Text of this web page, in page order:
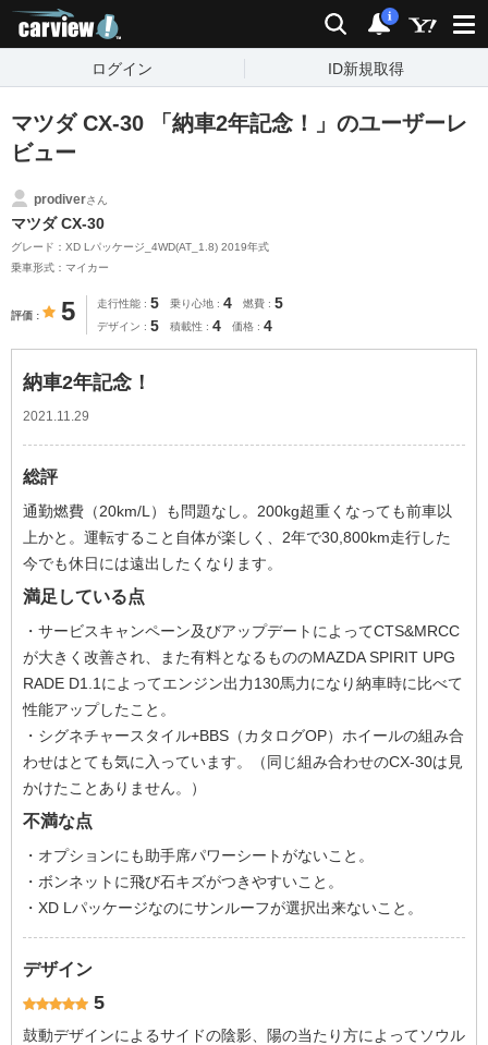
検索 通知
i
ログイン ID新規取得
マツダ CX-30 「納車2年記念！」のユーザーレ
ビュー
prodiverさん
マツダ CX-30
グレード：XD Lパッケージ_4WD(AT_1.8) 2019年式
乗車形式：マイカー
評価 5 走行性能 5 乗り心地 4 燃費 5
デザイン 5 積載性 4 価格 4
納車2年記念！
2021.11.29
総評
通勤燃費（20km/L）も問題なし。200kg超重くなっても前車以
上かと。運転すること自体が楽しく、2年で30,800km走行した
今でも休日には遠出したくなります。
満足している点
・サービスキャンペーン及びアップデートによってCTS&MRCC
が大きく改善され、また有料となるもののMAZDA SPIRIT UPG
RADE D1.1によってエンジン出力130馬力になり納車時に比べて
性能アップしたこと。
・シグネチャースタイル+BBS（カタログOP）ホイールの組み合
わせはとても気に入っています。（同じ組み合わせのCX-30は見
かけたことありません。）
不満な点
・オプションにも助手席パワーシートがないこと。
・ボンネットに飛び石キズがつきやすいこと。
・XD Lパッケージなのにサンルーフが選択出来ないこと。
デザイン
5
鼓動デザインによるサイドの陰影、陽の当たり方によってソウル